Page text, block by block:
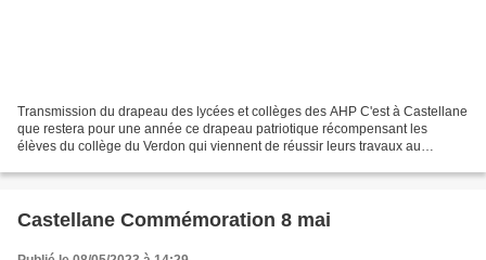
Transmission du drapeau des lycées et collèges des AHP C'est à Castellane
que restera pour une année ce drapeau patriotique récompensant les
élèves du collège du Verdon qui viennent de réussir leurs travaux au
Castellane Commémoration 8 mai